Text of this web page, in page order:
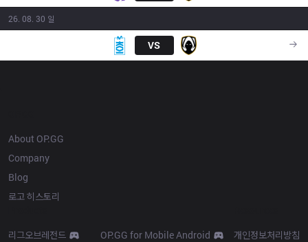
26. 08. 30 일
VS
About OP.GG
Company
Blog
로고 히스토리
리그오브레전드
OP.GG for Mobile Android
개인정보처리방침